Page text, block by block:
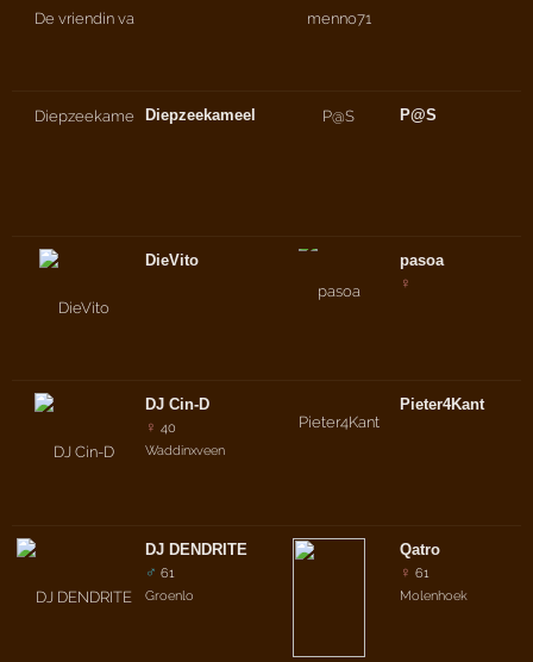
Diepzeekameel
DieVito
DJ Cin-D
♀ 40
Waddinxveen
DJ DENDRITE
♂ 61
Groenlo
P@S
pasoa
♀
Pieter4Kant
Qatro
♀ 61
Molenhoek